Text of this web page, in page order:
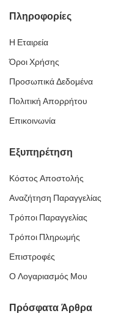
Πληροφορίες
Η Εταιρεία
Όροι Χρήσης
Προσωπικά Δεδομένα
Πολιτική Απορρήτου
Επικοινωνία
Εξυπηρέτηση
Κόστος Αποστολής
Αναζήτηση Παραγγελίας
Τρόποι Παραγγελίας
Τρόποι Πληρωμής
Επιστροφές
Ο Λογαριασμός Μου
Πρόσφατα Άρθρα